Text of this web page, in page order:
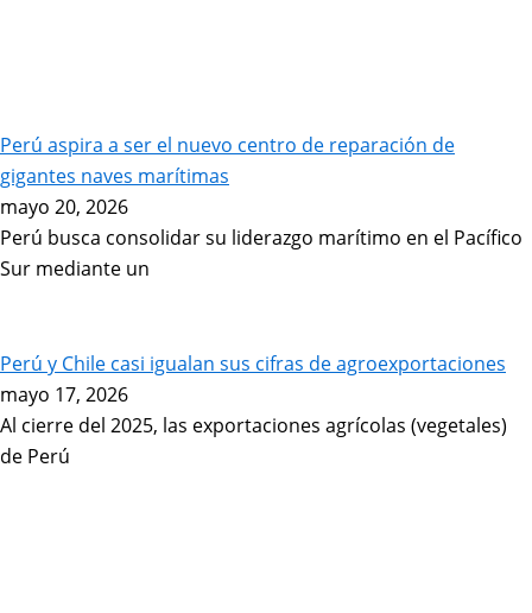
Perú aspira a ser el nuevo centro de reparación de
gigantes naves marítimas
mayo 20, 2026
Perú busca consolidar su liderazgo marítimo en el Pacífico
Sur mediante un
Perú y Chile casi igualan sus cifras de agroexportaciones
mayo 17, 2026
Al cierre del 2025, las exportaciones agrícolas (vegetales)
de Perú